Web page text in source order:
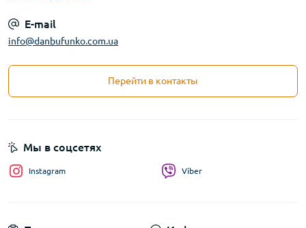
E-mail
info@danbufunko.com.ua
Перейти в контакты
Мы в соцсетях
Instagram Viber